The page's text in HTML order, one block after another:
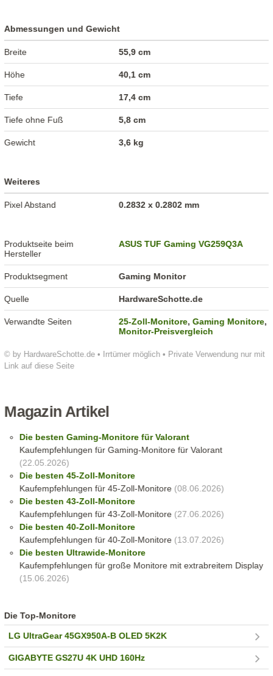
© by HardwareSchotte.de • Irrtümer möglich • Private Verwendung nur mit
Link auf diese Seite
Abmessungen und Gewicht
Breite 55,9 cm
Höhe 40,1 cm
Tiefe 17,4 cm
Tiefe ohne Fuß 5,8 cm
Gewicht 3,6 kg
Weiteres
Pixel Abstand 0.2832 x 0.2802 mm
Produktseite beim
Hersteller
ASUS TUF Gaming VG259Q3A
Produktsegment Gaming Monitor
Quelle HardwareSchotte.de
Verwandte Seiten 25-Zoll-Monitore,Gaming Monitore,
Monitor-Preisvergleich
Magazin Artikel
Die besten Gaming-Monitore für Valorant
Kaufempfehlungen für Gaming-Monitore für Valorant
(22.05.2026)
Die besten 45-Zoll-Monitore
Kaufempfehlungen für 45-Zoll-Monitore (08.06.2026)
Die besten 43-Zoll-Monitore
Kaufempfehlungen für 43-Zoll-Monitore (27.06.2026)
Die besten 40-Zoll-Monitore
Kaufempfehlungen für 40-Zoll-Monitore (13.07.2026)
Die besten Ultrawide-Monitore
Kaufempfehlungen für große Monitore mit extrabreitem Display
(15.06.2026)
Die Top-Monitore
LG UltraGear 45GX950A-B OLED 5K2K
GIGABYTE GS27U 4K UHD 160Hz